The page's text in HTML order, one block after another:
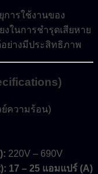
การใช้งานของ
ในการชำรุดเสียหาย
ย่างมีประสิทธิภาพ
ย์ความร้อน)
220V – 690V
17 – 25 แอมแปร์ (A)